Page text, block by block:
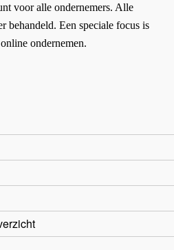
voor alle ondernemers. Alle
behandeld. Een speciale focus is
ondernemen.